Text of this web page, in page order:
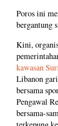
Poros ini
bergantung
Kini,
kawasan
Libanon
bersama
Pengawal
bersama-